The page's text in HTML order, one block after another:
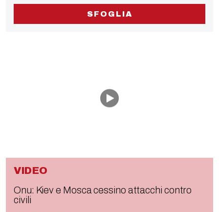
SFOGLIA
VIDEO
Onu: Kiev e Mosca cessino attacchi contro
civili